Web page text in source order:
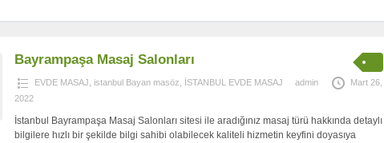
Bayrampaşa Masaj Salonları
EVDE MASAJ istanbul Bayan masöz İSTANBUL EVDE MASAJ admin
Mart 26,
2022
İstanbul Bayrampaşa Masaj Salonları sitesi ile aradığınız masaj türü hakkında detaylı
bilgilere hızlı bir şekilde bilgi sahibi olabilecek kaliteli hizmetin keyfini doyasıya